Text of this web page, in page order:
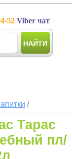
52 Viber чат
НАЙТИ
/
Тарас
пл/